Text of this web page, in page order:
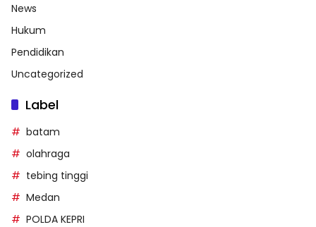
News
Hukum
Pendidikan
Uncategorized
Label
batam
olahraga
tebing tinggi
Medan
POLDA KEPRI